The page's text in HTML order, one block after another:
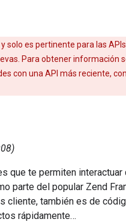
solo es pertinente para las
Para obtener información
con una API más reciente,
que te permiten interactuar
parte del popular Zend
cliente, también es de
rápidamente…